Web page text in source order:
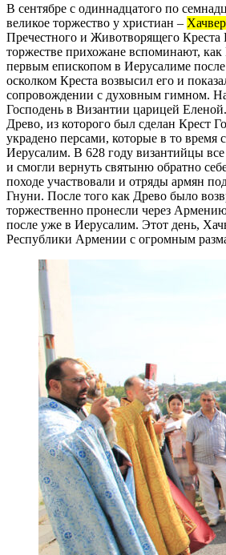
В сентябре с одиннадцатого по
великое торжество у христиан –
Пречестного и Животворящего Креста
торжестве прихожане вспоминают,
первым епископом в Иерусалиме после
осколком Креста возвысил его и
сопровождении с духовным гимном.
Господень в Византии царицей
Древо, из которого был сделан Крест
украдено персами, которые в то время
Иерусалим. В 628 году византийцы
и смогли вернуть святыню обратно
походе участвовали и отряды армян
Гнуни. После того как Древо было
торжественно пронесли через
после уже в Иерусалим. Этот день,
Республики Армении с огромным